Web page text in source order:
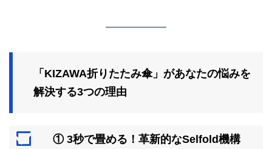
「KIZAWA折りたたみ傘」があなたの悩みを
解決する3つの理由
① 3秒で畳める！革新的なSelfold機構